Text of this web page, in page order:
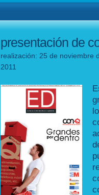
presentación de
realización: 25 de noviembre
2011